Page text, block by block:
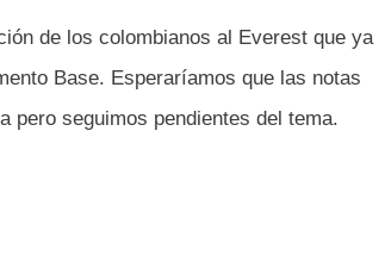
de los colombianos al Everest que ya
Base. Esperaríamos que las notas
pero seguimos pendientes del tema.